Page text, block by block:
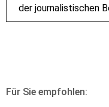
der journalistischen
Für Sie empfohlen: